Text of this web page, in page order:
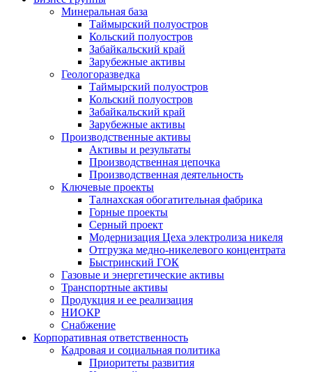
Минеральная база
Таймырский полуостров
Кольский полуостров
Забайкальский край
Зарубежные активы
Геологоразведка
Таймырский полуостров
Кольский полуостров
Забайкальский край
Зарубежные активы
Производственные активы
Активы и результаты
Производственная цепочка
Производственная деятельность
Ключевые проекты
Талнахская обогатительная фабрика
Горные проекты
Серный проект
Модернизация Цеха электролиза никеля
Отгрузка медно-никелевого концентрата
Быстринский ГОК
Газовые и энергетические активы
Транспортные активы
Продукция и ее реализация
НИОКР
Снабжение
Корпоративная ответственность
Кадровая и социальная политика
Приоритеты развития